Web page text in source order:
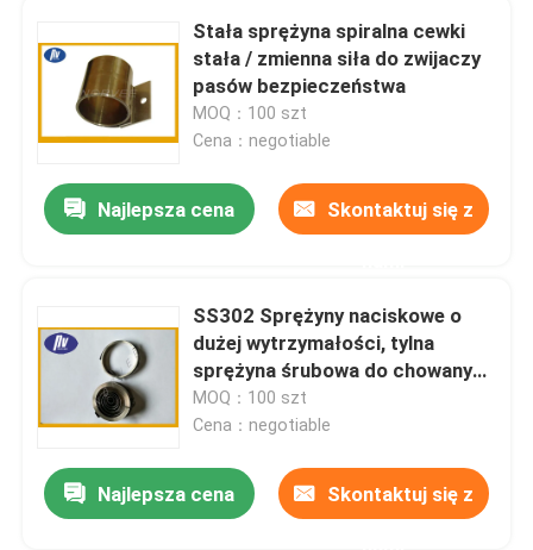
Stała sprężyna spiralna cewki
stała / zmienna siła do zwijaczy
pasów bezpieczeństwa
MOQ：100 szt
Cena：negotiable
Najlepsza cena Skontaktuj się z
SS302 Sprężyny naciskowe o
dużej wytrzymałości, tylna
sprężyna śrubowa do chowanych
prowadnic dla psów
MOQ：100 szt
Cena：negotiable
Najlepsza cena Skontaktuj się z